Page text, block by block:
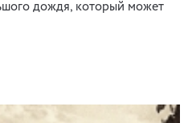
дождя, который может